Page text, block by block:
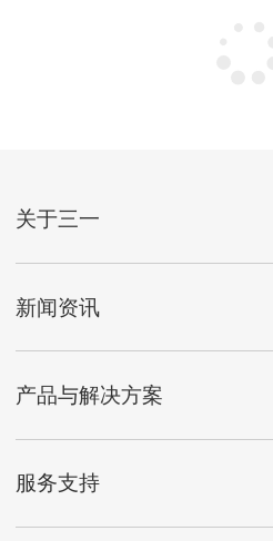
关于三一
新闻资讯
产品与解决方案
服务支持